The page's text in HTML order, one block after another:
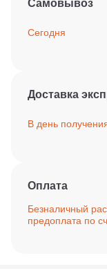
Самовывоз
Сегодня
Доставка
В день
Оплата
Безналичный
предоплата по